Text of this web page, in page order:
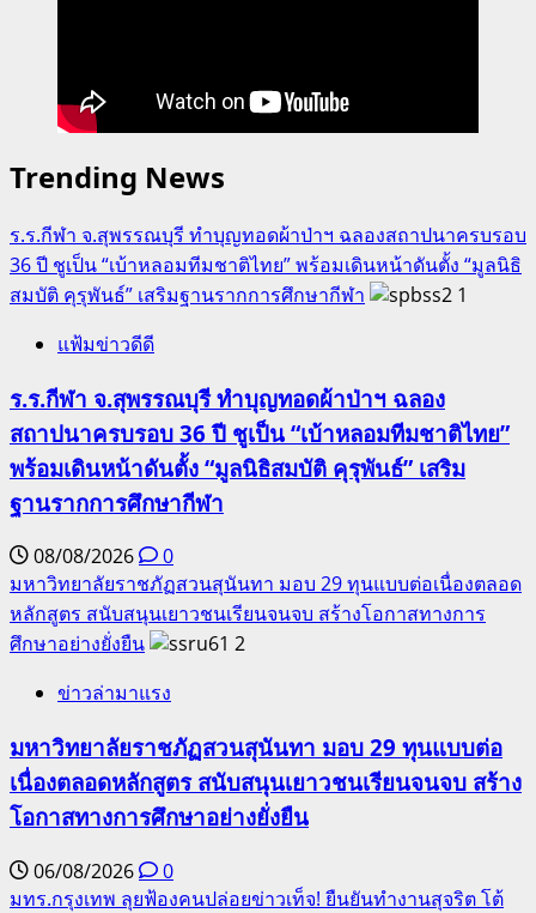
Trending News
ร.ร.กีฬา จ.สุพรรณบุรี ทำบุญทอดผ้าป่าฯ ฉลองสถาปนาครบรอบ
36 ปี ชูเป็น “เบ้าหลอมทีมชาติไทย” พร้อมเดินหน้าดันตั้ง “มูลนิธิ
สมบัติ คุรุพันธ์” เสริมฐานรากการศึกษากีฬา
1
แฟ้มข่าวดีดี
ร.ร.กีฬา จ.สุพรรณบุรี ทำบุญทอดผ้าป่าฯ ฉลอง
สถาปนาครบรอบ 36 ปี ชูเป็น “เบ้าหลอมทีมชาติไทย”
พร้อมเดินหน้าดันตั้ง “มูลนิธิสมบัติ คุรุพันธ์” เสริม
ฐานรากการศึกษากีฬา
08/08/2026
0
มหาวิทยาลัยราชภัฏสวนสุนันทา มอบ 29 ทุนแบบต่อเนื่องตลอด
หลักสูตร สนับสนุนเยาวชนเรียนจนจบ สร้างโอกาสทางการ
ศึกษาอย่างยั่งยืน
2
ข่าวล่ามาแรง
มหาวิทยาลัยราชภัฏสวนสุนันทา มอบ 29 ทุนแบบต่อ
เนื่องตลอดหลักสูตร สนับสนุนเยาวชนเรียนจนจบ สร้าง
โอกาสทางการศึกษาอย่างยั่งยืน
06/08/2026
0
มทร.กรุงเทพ ลุยฟ้องคนปล่อยข่าวเท็จ! ยืนยันทำงานสุจริต โต้